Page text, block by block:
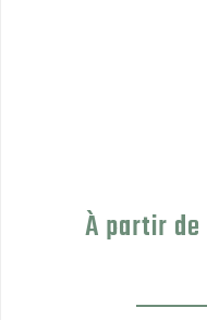
À partir de